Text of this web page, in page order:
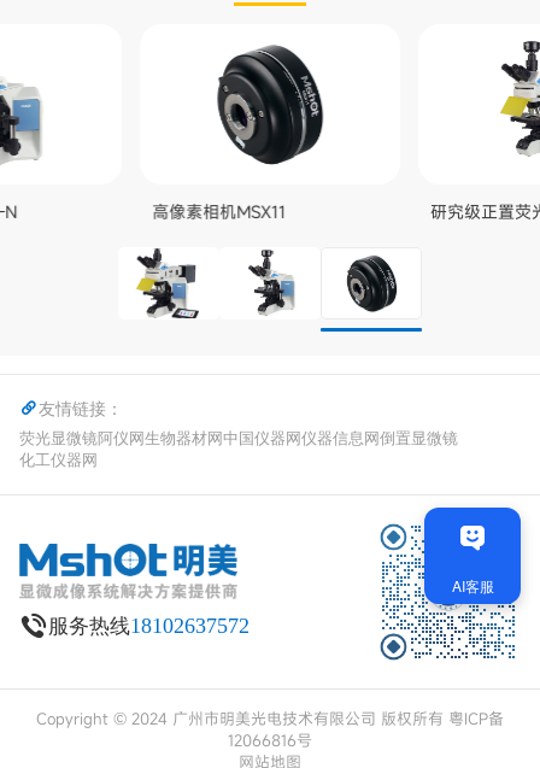
N 高像素相机MSX11 研究级正置荧
友情链接：
荧光显微镜阿仪网生物器材网中国仪器网仪器信息网倒置显微镜
化工仪器网
服务热线18102637572
Copyright © 2024 广州市明美光电技术有限公司 版权所有 粤ICP备
12066816号
网站地图